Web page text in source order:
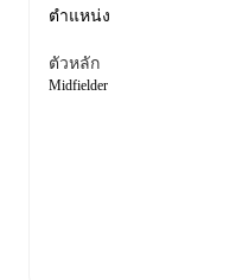
ตำแหน่ง
ตัวหลัก
Midfielder